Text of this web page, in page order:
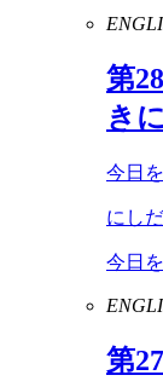
第
き
今日
にし
今日
第